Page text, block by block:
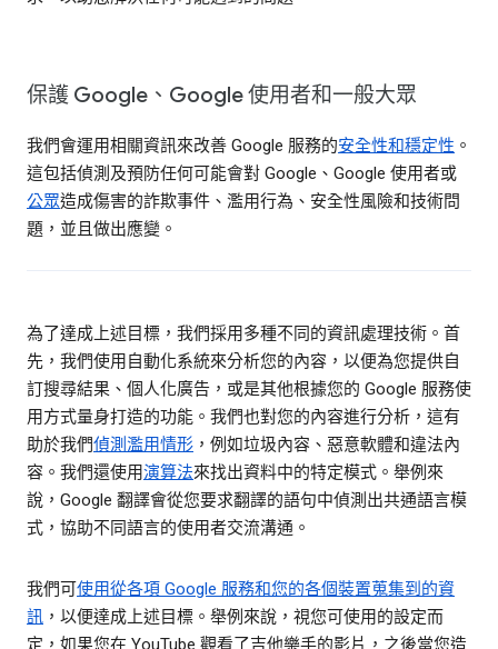
保護 Google、Google 使用者和一般大眾
我們會運用相關資訊來改善 Google 服務的安全性和穩定性 。
這包括偵測及預防任何可能會對 Google、Google 使用者或
公眾造成傷害的詐欺事件、濫用行為、安全性風險和技術問
題，並且做出應變。
為了達成上述目標，我們採用多種不同的資訊處理技術。首
先，我們使用自動化系統來分析您的內容，以便為您提供自
訂搜尋結果、個人化廣告，或是其他根據您的 Google 服務使
用方式量身打造的功能。我們也對您的內容進行分析，這有
助於我們偵測濫用情形 ，例如垃圾內容、惡意軟體和違法內
容。我們還使用演算法來找出資料中的特定模式。舉例來
說，Google 翻譯會從您要求翻譯的語句中偵測出共通語言模
式，協助不同語言的使用者交流溝通。
我們可使用從各項 Google 服務和您的各個裝置蒐集到的資
訊 ，以便達成上述目標。舉例來說，視您可使用的設定而
定，如果您在 YouTube 觀看了吉他樂手的影片，之後當您造